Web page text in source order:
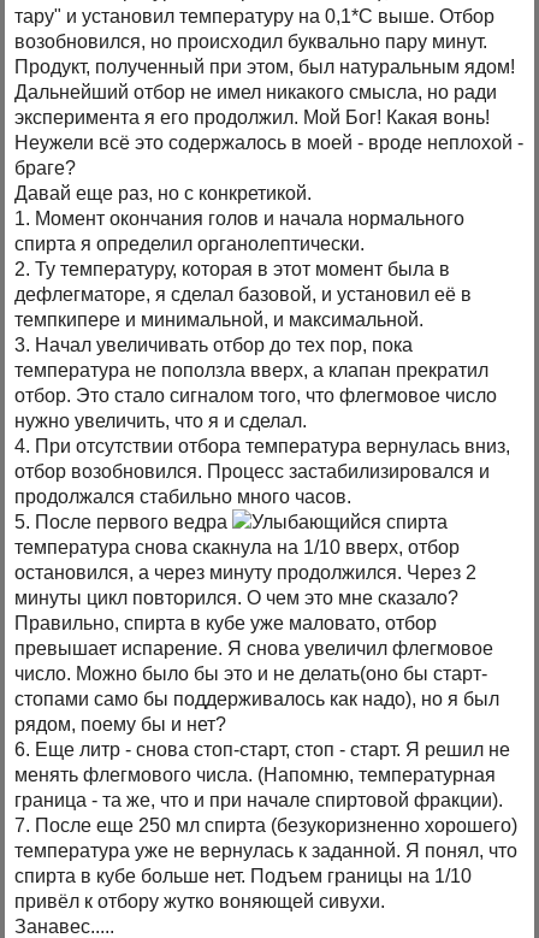
тару" и установил температуру на 0,1*С выше. Отбор
возобновился, но происходил буквально пару минут.
Продукт, полученный при этом, был натуральным ядом!
Дальнейший отбор не имел никакого смысла, но ради
эксперимента я его продолжил. Мой Бог! Какая вонь!
Неужели всё это содержалось в моей - вроде неплохой -
браге?
Давай еще раз, но с конкретикой.
1. Момент окончания голов и начала нормального
спирта я определил органолептически.
2. Ту температуру, которая в этот момент была в
дефлегматоре, я сделал базовой, и установил её в
темпкипере и минимальной, и максимальной.
3. Начал увеличивать отбор до тех пор, пока
температура не поползла вверх, а клапан прекратил
отбор. Это стало сигналом того, что флегмовое число
нужно увеличить, что я и сделал.
4. При отсутствии отбора температура вернулась вниз,
отбор возобновился. Процесс застабилизировался и
продолжался стабильно много часов.
5. После первого ведра
спирта
температура снова скакнула на 1/10 вверх, отбор
остановился, а через минуту продолжился. Через 2
минуты цикл повторился. О чем это мне сказало?
Правильно, спирта в кубе уже маловато, отбор
превышает испарение. Я снова увеличил флегмовое
число. Можно было бы это и не делать(оно бы старт-
стопами само бы поддерживалось как надо), но я был
рядом, поему бы и нет?
6. Еще литр - снова стоп-старт, стоп - старт. Я решил не
менять флегмового числа. (Напомню, температурная
граница - та же, что и при начале спиртовой фракции).
7. После еще 250 мл спирта (безукоризненно хорошего)
температура уже не вернулась к заданной. Я понял, что
спирта в кубе больше нет. Подъем границы на 1/10
привёл к отбору жутко воняющей сивухи.
Занавес.....